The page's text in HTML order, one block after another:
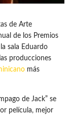
de Arte
de los Premios
sala Eduardo
producciones
más
de Jack” se
película, mejor